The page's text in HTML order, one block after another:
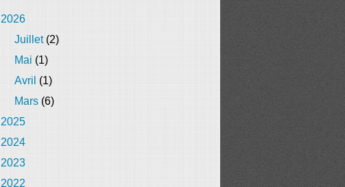
2026
Juillet(2)
Mai (1)
Avril (1)
Mars (6)
2025
2024
2023
2022